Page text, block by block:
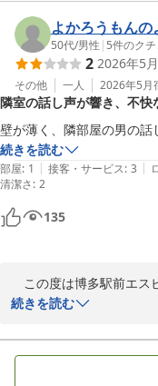
当館の空調につきまして
して、今後の設備改善の
ご指摘を賜り、有難うご
お客様に快適にお過ごし
福岡へお越しの際は、博
ます。
御多忙の所クチコミヘご
博多駅前エスビーホテル
よかろうもんの
50代/男性 | 5件のクチ
2 2026年5
その他 一人 2026年5月
隣室の話し声が響き、不快
壁が薄く、隣部屋の男の話
続きを読む
部屋: 1 | 接客・サービス: 3 |
清潔さ: 2
135
この度は博多駅前エス
います。
設備につきましてお客様
す。
続きを読む